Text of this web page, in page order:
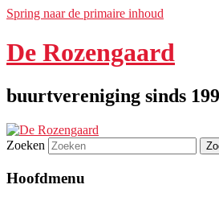
Spring naar de primaire inhoud
De Rozengaard
buurtvereniging sinds
Zoeken
Hoofdmenu